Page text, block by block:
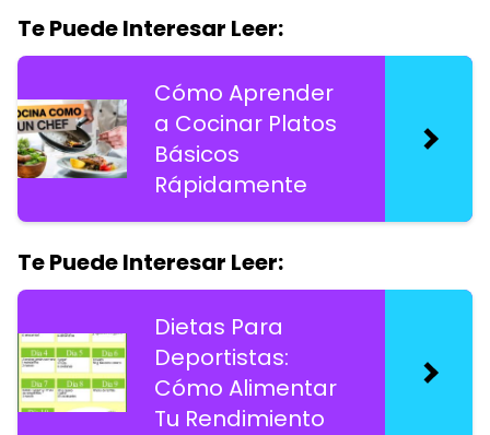
Te Puede Interesar Leer:
Cómo Aprender
a Cocinar Platos
Básicos
Rápidamente
Te Puede Interesar Leer:
Dietas Para
Deportistas:
Cómo Alimentar
Tu Rendimiento